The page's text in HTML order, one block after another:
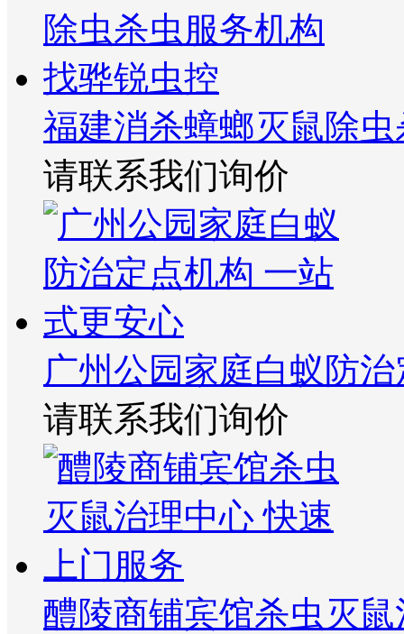
福建消杀蟑螂灭鼠除
请联系我们询价
广州公园家庭白蚁防
请联系我们询价
醴陵商铺宾馆杀虫灭